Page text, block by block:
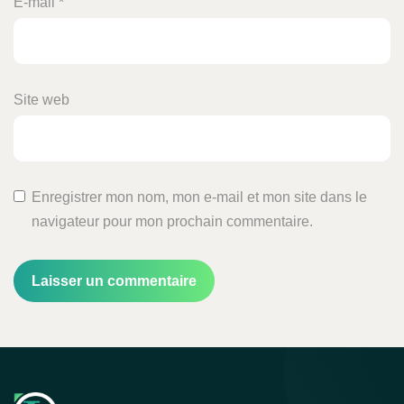
Site web
Enregistrer mon nom, mon e-mail et mon site dans le
navigateur pour mon prochain commentaire.